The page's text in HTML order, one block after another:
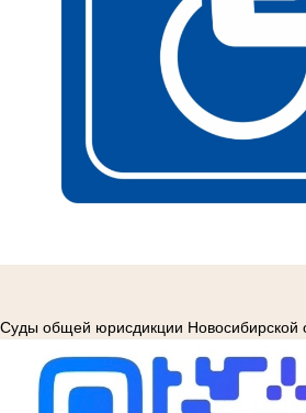
Суды общей юрисдикции Новосибирской